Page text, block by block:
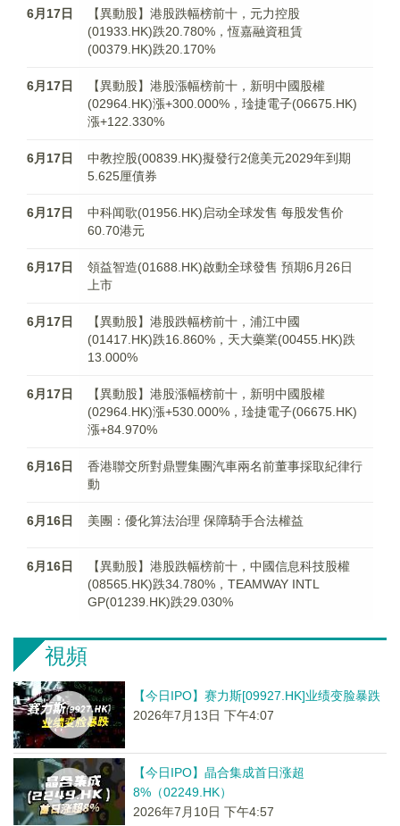
6月17日
【異動股】港股跌幅榜前十，元力控股
(01933.HK)跌20.780%，恆嘉融資租賃
(00379.HK)跌20.170%
6月17日
【異動股】港股漲幅榜前十，新明中國股權
(02964.HK)漲+300.000%，琻捷電子(06675.HK)
漲+122.330%
6月17日
中教控股(00839.HK)擬發行2億美元2029年到期
5.625厘債券
6月17日
中科闻歌(01956.HK)启动全球发售 每股发售价
60.70港元
6月17日
領益智造(01688.HK)啟動全球發售 預期6月26日
上市
6月17日
【異動股】港股跌幅榜前十，浦江中國
(01417.HK)跌16.860%，天大藥業(00455.HK)跌
13.000%
6月17日
【異動股】港股漲幅榜前十，新明中國股權
(02964.HK)漲+530.000%，琻捷電子(06675.HK)
漲+84.970%
6月16日
香港聯交所對鼎豐集團汽車兩名前董事採取紀律行
動
6月16日 美團：優化算法治理 保障騎手合法權益
6月16日
【異動股】港股跌幅榜前十，中國信息科技股權
(08565.HK)跌34.780%，TEAMWAY INTL
GP(01239.HK)跌29.030%
視頻
【今日IPO】赛力斯[09927.HK]业绩变脸暴跌
2026年7月13日 下午4:07
【今日IPO】晶合集成首日涨超
8%（02249.HK）
2026年7月10日 下午4:57